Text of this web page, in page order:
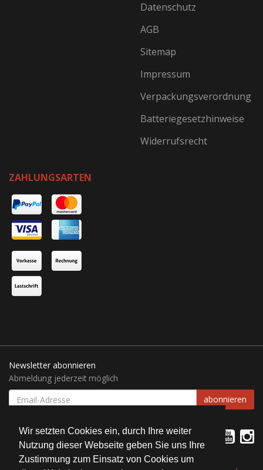
Wir setzten Cookies ein, durch Ihre weiter
Nutzung dieser Webseite geben Sie uns Ihre
Zustimmung zum Einsatz von Cookies um
Datenschutz
AGB
Sitemap
Impressum
Verpackungsverordnung
Batteriegesetzhinweise
Widerrufsrecht
ZAHLUNGSARTEN
Newsletter abonnieren
Abmeldung jederzeit möglich
EMAIL-
ADRESSE
abonnieren